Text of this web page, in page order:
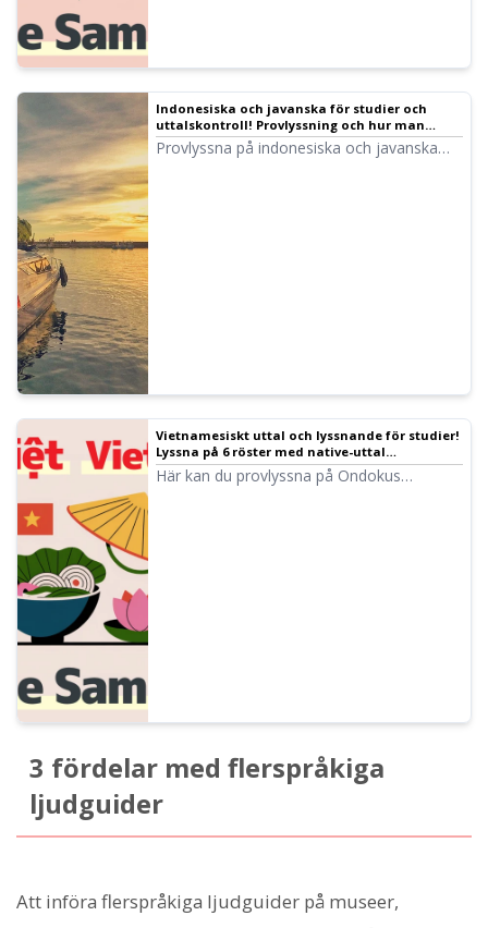
Indonesiska och javanska för studier och
uttalskontroll! Provlyssning och hur man
använder gratis textuppläsning med Ondoku
Provlyssna på indonesiska och javanska
Vietnamesiskt uttal och lyssnande för studier!
Lyssna på 6 röster med native-uttal
(provlyssning) kvinnliga och manliga röster
Här kan du provlyssna på Ondokus
3 fördelar med flerspråkiga
ljudguider
Att införa flerspråkiga ljudguider på museer,